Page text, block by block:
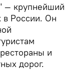
— крупнейший
России. Он
и
дорог.